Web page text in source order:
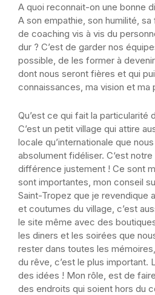
A quoi reconnait-on une bonne
A son empathie, son humilité,
de coaching vis à vis du
dur ? C’est de garder nos
possible, de les former à
dont nous seront fières et qui
connaissances, ma vision et ma
Qu’est ce qui fait la particularité
C’est un petit village qui attire
locale qu’internationale que
absolument fidéliser. C‘est
différence justement ! Ce sont
sont importantes, mon conseil
Saint-Tropez que je revendique
et coutumes du village, c’est
le site même avec des
les diners et les soirées que
rester dans toutes les
du rêve, c’est le plus important.
des idées ! Mon rôle, est de
des endroits qui soient hors du